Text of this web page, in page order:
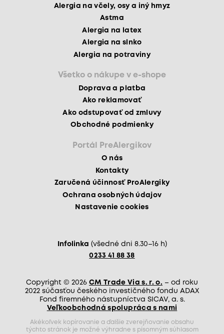
Alergia na včely, osy a iný hmyz
Astma
Alergia na latex
Alergia na slnko
Alergia na potraviny
Všetko o nákupe v e-shope
Doprava a platba
Ako reklamovať
Ako odstupovať od zmluvy
Obchodné podmienky
Portál PreAlergikov
O nás
Kontakty
Zaručená účinnosť ProAlergiky
Ochrana osobných údajov
Nastavenie cookies
Infolinka (všedné dni 8.30–16 h)
0233 41 88 38
Copyright © 2026 CM Trade Via s. r. o. – od roku
2022 súčasťou českého investičného fondu ADAX
Fond firemného nástupníctva SICAV, a. s.
Veľkoobchodná spolupráca s nami
Akékoľvek kopírovanie a ďalšie zverejňovanie obsahu
týchto stránok je možné výhradne s písomným súhlasom